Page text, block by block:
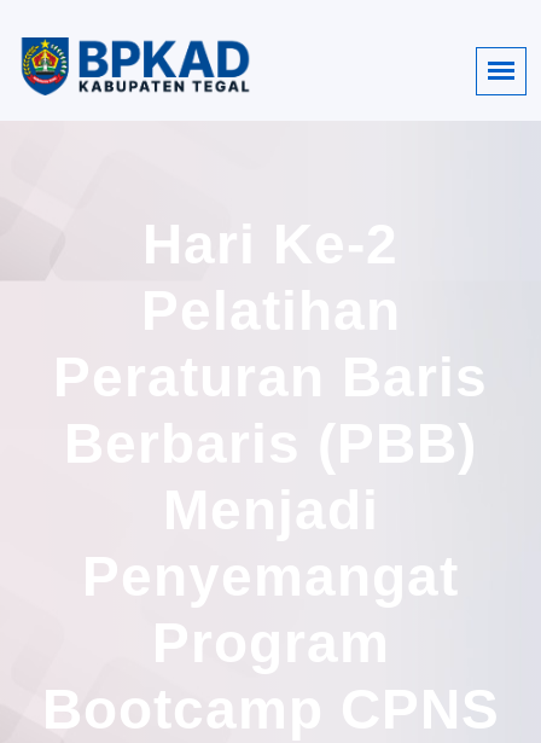
Hari Ke-2
Pelatihan
Peraturan Baris
Berbaris (PBB)
Penyemangat
Program
Bootcamp CPNS